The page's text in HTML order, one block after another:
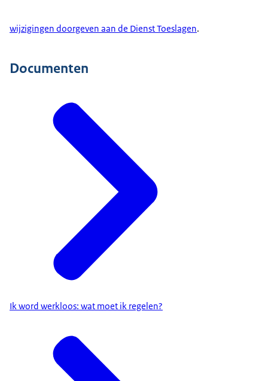
Lees op de website van de Dienst Toeslagen tot
toeslag kunt aanvragen
wijzigingen doorgeven aan de Dienst Toeslagen.
Documenten
Ik word werkloos: wat moet ik regelen?